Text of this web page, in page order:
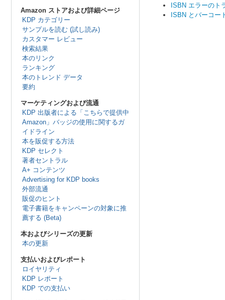
Amazon ストアおよび詳細ページ
KDP カテゴリー
サンプルを読む (試し読み)
カスタマー レビュー
検索結果
本のリンク
ランキング
本のトレンド データ
要約
マーケティングおよび流通
KDP 出版者による「こちらで提供中
Amazon」バッジの使用に関するガ
イドライン
本を販促する方法
KDP セレクト
著者セントラル
A+ コンテンツ
Advertising for KDP books
外部流通
販促のヒント
電子書籍をキャンペーンの対象に推
薦する (Beta)
本およびシリーズの更新
本の更新
支払いおよびレポート
ロイヤリティ
KDP レポート
KDP での支払い
ISBN エラーのト
ISBN とバーコー